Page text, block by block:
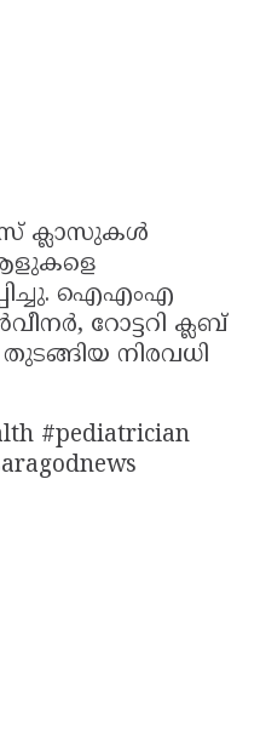
ക്ലാസുകൾ
ആളുകളെ
ഐഎംഎ
റോട്ടറി ക്ലബ്
നിരവധി
#pediatrician